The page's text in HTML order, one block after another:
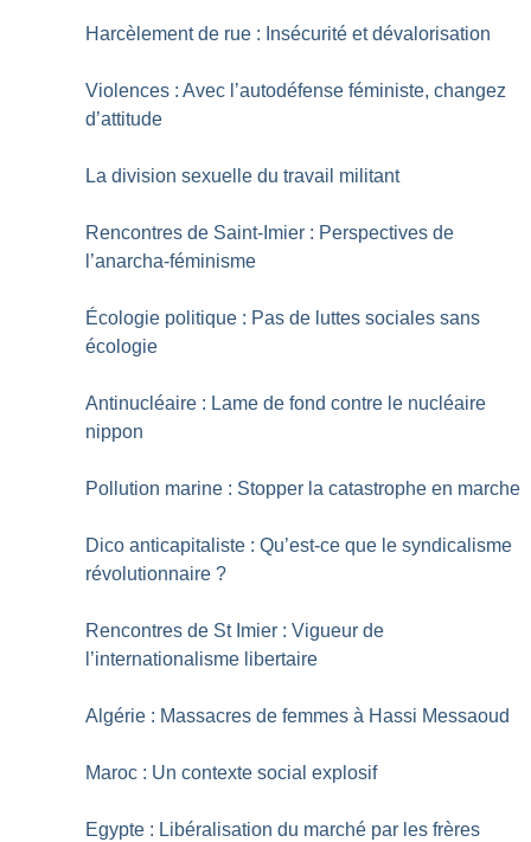
Harcèlement de rue : Insécurité et dévalorisation
Violences : Avec l’autodéfense féministe, changez
d’attitude
La division sexuelle du travail militant
Rencontres de Saint-Imier : Perspectives de
l’anarcha-féminisme
Écologie politique : Pas de luttes sociales sans
écologie
Antinucléaire : Lame de fond contre le nucléaire
nippon
Pollution marine : Stopper la catastrophe en marche
Dico anticapitaliste : Qu’est-ce que le syndicalisme
révolutionnaire ?
Rencontres de St Imier : Vigueur de
l’internationalisme libertaire
Algérie : Massacres de femmes à Hassi Messaoud
Maroc : Un contexte social explosif
Egypte : Libéralisation du marché par les frères